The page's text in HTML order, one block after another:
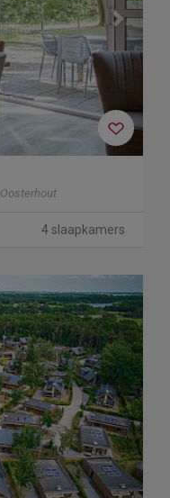
Oosterhout
4 slaapkamers